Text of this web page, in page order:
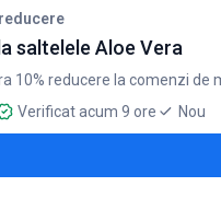
saltelele Aloe Vera
10% reducere la comenzi de
Verificat acum 9 ore Nou